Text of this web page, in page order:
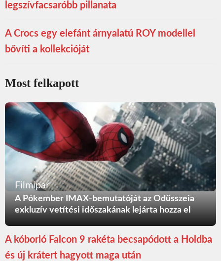
legszívfacsaróbb pillanata
A Crocs egy elefánt árnyalatú ROY modellel
bővíti a kollekcióját
Most felkapott
Filmipar
A Pókember IMAX-bemutatóját az Odüsszeia
exkluzív vetítési időszakának lejárta hozza el
A kóborló Falcon 9 rakéta becsapódott a Holdba
és új krátert hagyott maga után